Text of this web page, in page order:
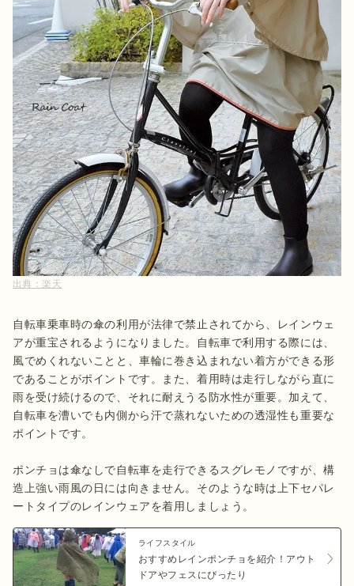
出典： 楽天
自転車乗車時の傘の利用が法律で禁止されてから、レインウェ
アが重宝されるようになりました。自転車で利用する際には、
風でめくれないことと、車輪に巻き込まれない着方ができる形
であることがポイントです。また、着用時は走行しながら直に
雨を受け続けるので、それに耐えうる防水性が重要。加えて、
自転車を漕いでも内側から汗で蒸れないための透湿性も重要な
ポイントです。
ポンチョは傘なしで自転車を走行できるスグレモノですが、構
造上強い雨風の日には向きません。そのような時は上下セパレ
ートタイプのレインウェアを着用しましょう。
ライフスタイル
おすすめレインポンチョを紹介！アウト
ドアやフェスにぴったり